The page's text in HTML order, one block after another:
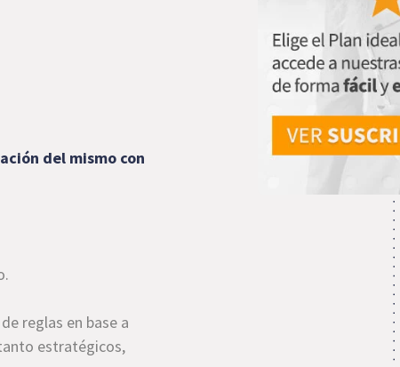
del mismo con
reglas en base a
estratégicos,